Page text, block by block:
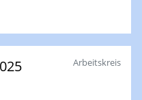
Makromolekulare
W3-Professur
Makromolekulare
Arbeitskreis